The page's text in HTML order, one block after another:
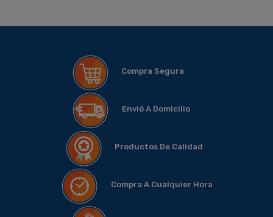
Compra Segura
Envió A Domicilio
Productos De Calidad
Compra A Cualquier Hora